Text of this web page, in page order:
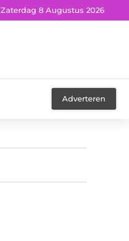
Zaterdag 8 Augustus 2026
Adverteren